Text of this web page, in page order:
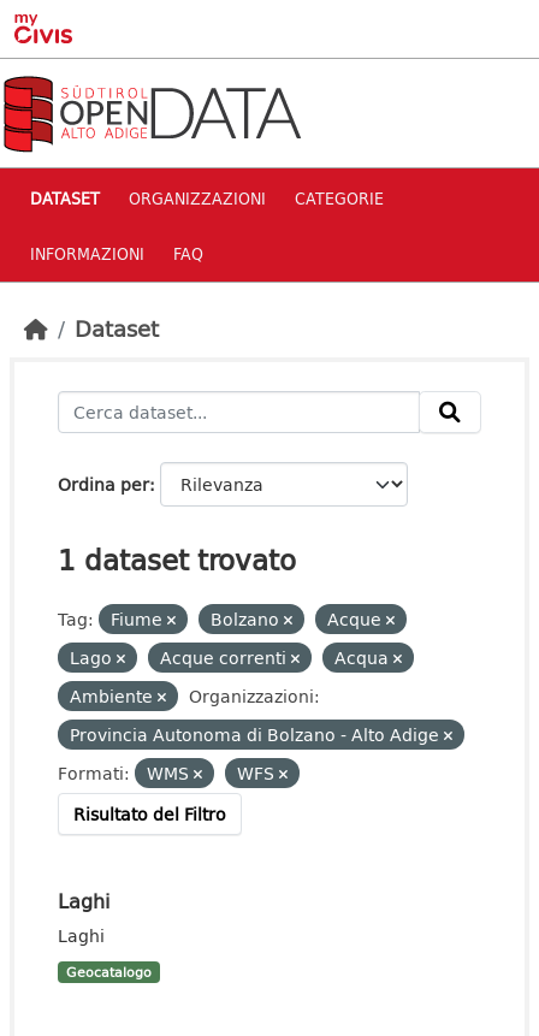
Skip to main content
DATASET ORGANIZZAZIONI CATEGORIE
INFORMAZIONI FAQ
Dataset
Ordina per
1 dataset trovato
Tag: Fiume Bolzano
Acque
Lago
Acque correnti
Acqua
Ambiente
Organizzazioni:
Provincia Autonoma di Bolzano - Alto Adige
Formati:
WMS
WFS
Risultato del Filtro
Laghi
Laghi
Geocatalogo